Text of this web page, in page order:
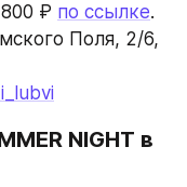
₽ по ссылке.
Поля, 2/6,
NIGHT в